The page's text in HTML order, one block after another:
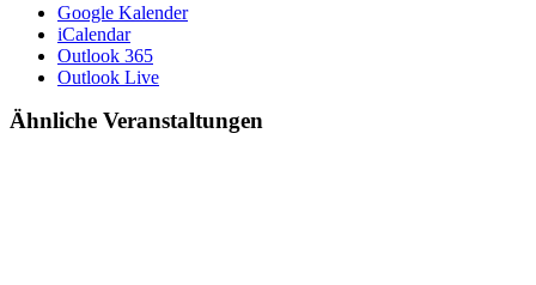
Google Kalender
iCalendar
Outlook 365
Outlook Live
Ähnliche Veranstaltungen